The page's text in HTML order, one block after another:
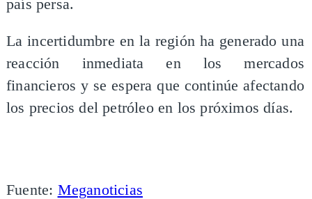
país persa.
La incertidumbre en la región ha generado una
reacción inmediata en los mercados
financieros y se espera que continúe afectando
los precios del petróleo en los próximos días.
Fuente: Meganoticias